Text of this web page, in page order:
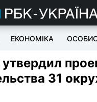
ЕКОНОМІКА
31